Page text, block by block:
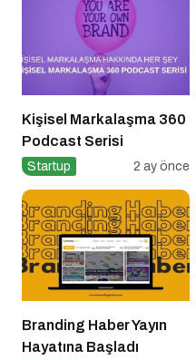
Kişisel Markalaşma 360
Podcast Serisi
Startup 2 ay önce
Branding Haber Yayın
Hayatına Başladı